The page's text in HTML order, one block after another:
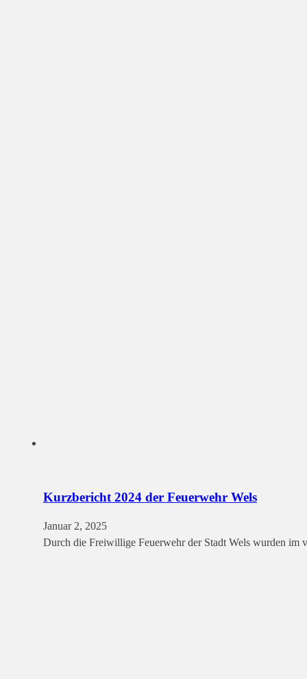
Kurzbericht 2024 der Feuerwehr Wels
Januar 2, 2025
Durch die Freiwillige Feuerwehr der Stadt Wels wurden im